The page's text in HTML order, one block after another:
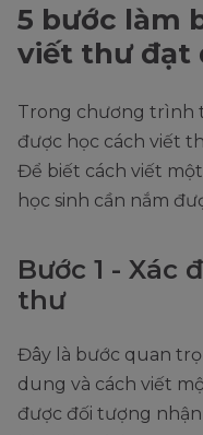
5 bước làm
viết thư đạt
Trong chương trình
được học cách viết
Để biết cách viết
học sinh cần nắm
Bước 1 - Xác
thư
Đây là bước quan
dung và cách viết
được đối tượng